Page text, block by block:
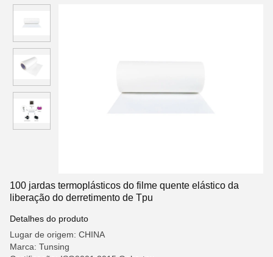
100 jardas termoplásticos do filme quente elástico da
liberação do derretimento de Tpu
Detalhes do produto
Lugar de origem: CHINA
Marca: Tunsing